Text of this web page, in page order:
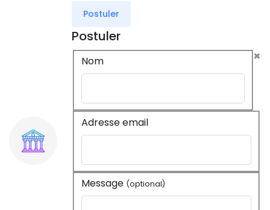
Postuler
Postuler
×
Nom
Adresse email
Message (optional)